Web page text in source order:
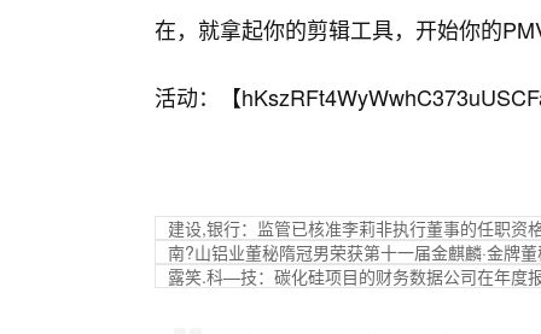
在，就拿起你的剪辑工具，开始你的
活动：【
建设,银行：监管已核准李莉非执行董事的任职资
南?山铝业董秘隋冠男荣获第十一届金麒麟·金牌
露笑.科—技：碳化硅项目的财务数据公司在年度